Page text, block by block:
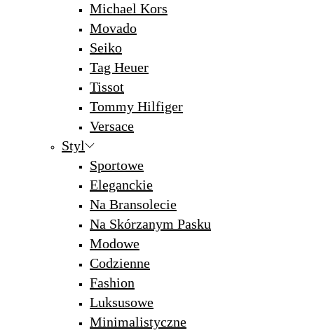
Michael Kors
Movado
Seiko
Tag Heuer
Tissot
Tommy Hilfiger
Versace
Styl
Sportowe
Eleganckie
Na Bransolecie
Na Skórzanym Pasku
Modowe
Codzienne
Fashion
Luksusowe
Minimalistyczne